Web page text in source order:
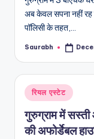
अब केवल सपना नहीं रह
पॉलिसी के तहत,…
Posted
Saurabh
Posted
in
रियल एस्टेट
गुरुग्राम में सस्ती
की अफोर्डेबल